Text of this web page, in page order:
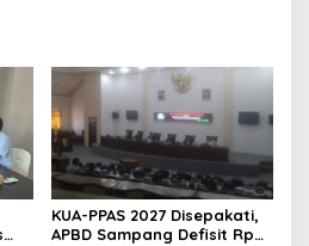
KUA-PPAS 2027 Disepakati,
APBD Sampang Defisit Rp